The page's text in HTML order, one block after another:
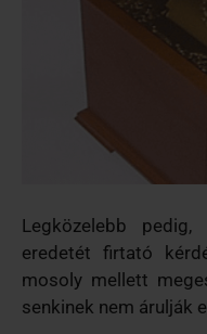
Legközelebb
eredetét firtató
mosoly mellett
senkinek nem árulják